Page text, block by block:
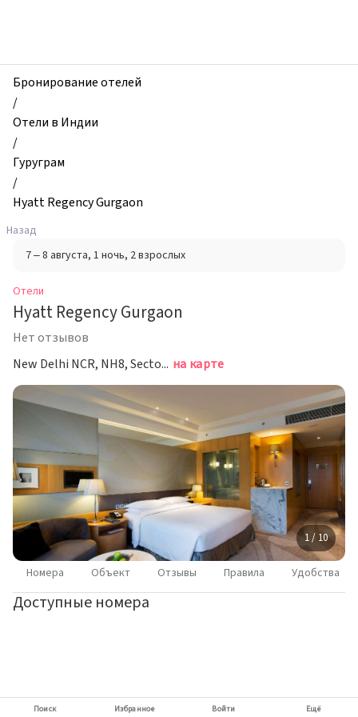
Hyatt
Regency
Gurgaon,
Гуруграм,
Индия
Бронирование отелей
/
Отели в Индии
/
Гуруграм
/
Hyatt Regency Gurgaon
Назад
7 – 8 августа, 1 ночь, 2 взрослых
Отели
Hyatt Regency Gurgaon
Нет отзывов
New Delhi NCR, NH8, Sector 83, Гуруграм на карте
1 / 10
Номера Объект Отзывы Правила Удобства
Доступные номера
Поиск Избранное Войти Ещё